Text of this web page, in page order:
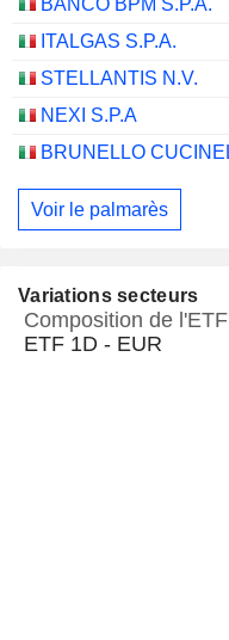
BANCO BPM S.P.A.
ITALGAS S.P.A.
STELLANTIS N.V.
NEXI S.P.A
Voir le palmarès
Variations secteurs
Composition de l'ETF
ETF 1D - EUR